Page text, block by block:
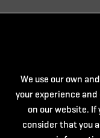
We use our own
your experience
on our website.
consider that you